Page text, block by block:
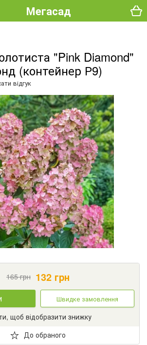
Мегасад
"Pink Diamond"
(контейнер Р9)
відгук
165грн 132 грн
Швидке замовлення
щоб відобразити знижку
До обраного